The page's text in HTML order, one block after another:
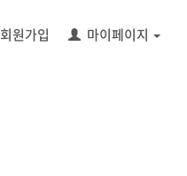
회원가입 마이페이지